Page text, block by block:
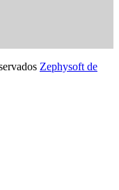
Zephysoft de